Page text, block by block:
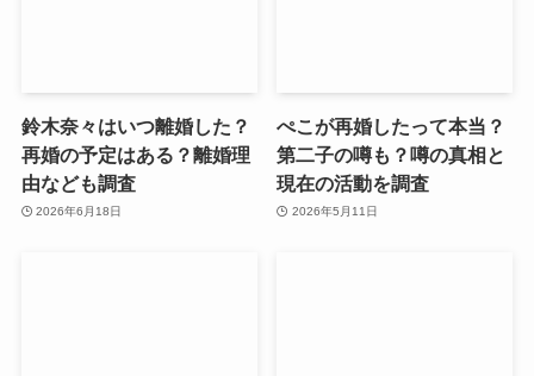
鈴木奈々はいつ離婚した？
再婚の予定はある？離婚理
由なども調査
2026年6月18日
ぺこが再婚したって本当？
第二子の噂も？噂の真相と
現在の活動を調査
2026年5月11日